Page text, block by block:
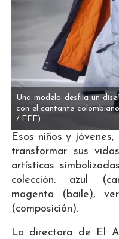
Una modelo desfila un
con el cantante
/ EFE)
Esos niños y
transformar sus
artísticas
colección: azul
magenta (baile),
(composición).
La directora de El